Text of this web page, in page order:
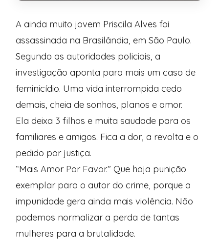
A ainda muito jovem Priscila Alves foi
assassinada na Brasilândia, em São Paulo.
Segundo as autoridades policiais, a
investigação aponta para mais um caso de
feminicídio. Uma vida interrompida cedo
demais, cheia de sonhos, planos e amor.
Ela deixa 3 filhos e muita saudade para os
familiares e amigos. Fica a dor, a revolta e o
pedido por justiça.
“Mais Amor Por Favor.” Que haja punição
exemplar para o autor do crime, porque a
impunidade gera ainda mais violência. Não
podemos normalizar a perda de tantas
mulheres para a brutalidade.